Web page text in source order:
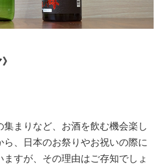
集まりなど、お酒を飲む機会楽し
、日本のお祭りやお祝いの際に
すが、その理由はご存知でしょ